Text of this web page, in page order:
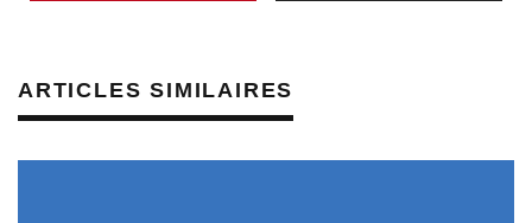
ARTICLES SIMILAIRES